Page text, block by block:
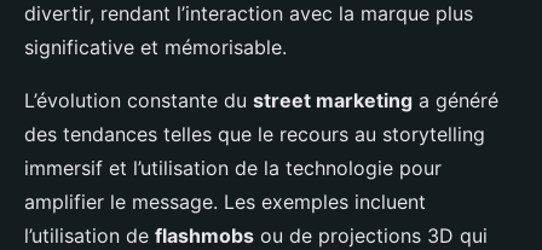
divertir, rendant l’interaction avec la marque plus
significative et mémorisable.
L’évolution constante du street marketing a généré
des tendances telles que le recours au storytelling
immersif et l’utilisation de la technologie pour
amplifier le message. Les exemples incluent
l’utilisation de flashmobs ou de projections 3D qui